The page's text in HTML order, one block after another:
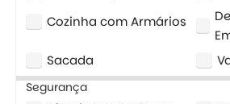
Cozinha com Armários
Sacada
Segurança